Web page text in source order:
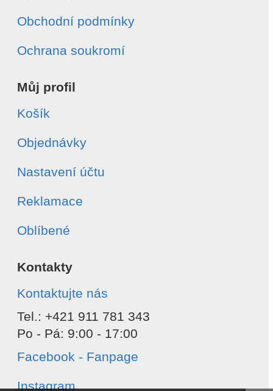
Obchodní podmínky
Ochrana soukromí
Můj profil
Košík
Objednávky
Nastavení účtu
Reklamace
Oblíbené
Kontakty
Kontaktujte nás
Tel.: +421 911 781 343
Po - Pá: 9:00 - 17:00
Facebook - Fanpage
Instagram